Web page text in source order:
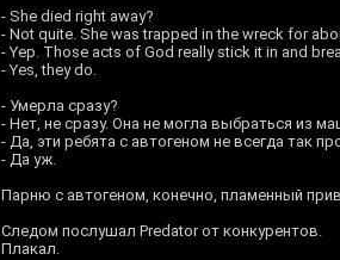
- She died right away?
- Not quite. She was trapped in the wreck for
- Yep. Those acts of God really stick it in and
- Yes, they do.
- Умерла сразу?
- Нет, не сразу. Она не могла выбраться из
- Да, эти ребята с автогеном не всегда так
- Да уж.
Парню с автогеном, конечно, пламенный
Следом послушал Predator от конкурентов.
Плакал.